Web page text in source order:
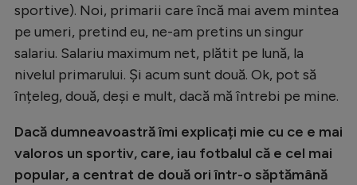
sportive). Noi, primarii care încă mai avem mintea
pe umeri, pretind eu, ne-am pretins un singur
salariu. Salariu maximum net, plătit pe lună, la
nivelul primarului. Și acum sunt două. Ok, pot să
înțeleg, două, deși e mult, dacă mă întrebi pe mine.
Dacă dumneavoastră îmi explicați mie cu ce e mai
valoros un sportiv, care, iau fotbalul că e cel mai
popular, a centrat de două ori într-o săptămână